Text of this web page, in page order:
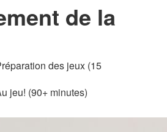
de la
des jeux (15
jeu! (90+ minutes)